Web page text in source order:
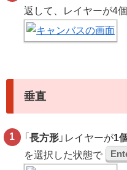
返して、レイヤーが4
垂直
「長方形 」レイヤーが1個
を選択した状態で